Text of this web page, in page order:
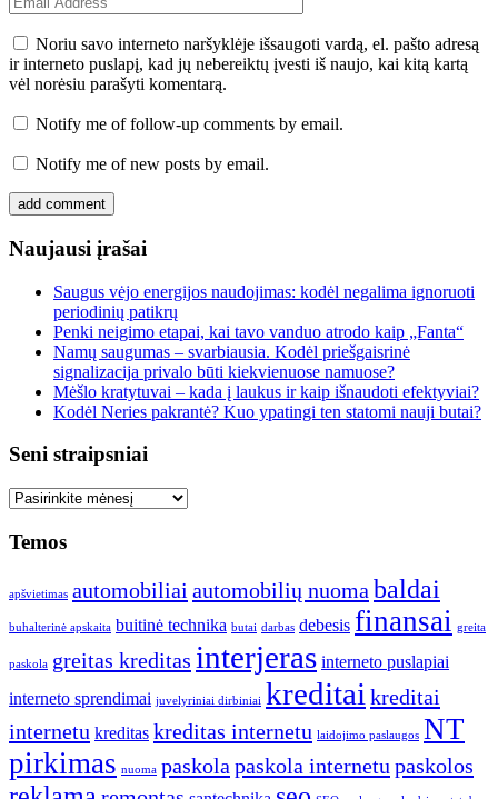
Noriu savo interneto naršyklėje išsaugoti vardą, el. pašto adresą
ir interneto puslapį, kad jų nebereiktų įvesti iš naujo, kai kitą kartą
vėl norėsiu parašyti komentarą.
Notify me of follow-up comments by email.
Notify me of new posts by email.
Naujausi įrašai
Saugus vėjo energijos naudojimas: kodėl negalima ignoruoti
periodinių patikrų
Penki neigimo etapai, kai tavo vanduo atrodo kaip „Fanta“
Namų saugumas – svarbiausia. Kodėl priešgaisrinė
signalizacija privalo būti kiekvienuose namuose?
Mėšlo kratytuvai – kada į laukus ir kaip išnaudoti efektyviai?
Kodėl Neries pakrantė? Kuo ypatingi ten statomi nauji butai?
Seni straipsniai
Seni
Temos
apšvietimas automobiliai automobilių nuomabaldai
buhalterinė apskaita buitinė technika butai darbas debesis finansai greita
paskola greitas kreditas interjeras interneto puslapiai
interneto sprendimai juvelyriniai dirbiniai kreditaikreditai
internetu kreditas kreditas internetu laidojimo paslaugos NT
pirkimas nuoma paskolapaskola internetupaskolos